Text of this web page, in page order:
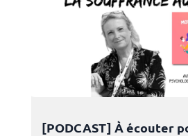
[PODCAST] À écouter